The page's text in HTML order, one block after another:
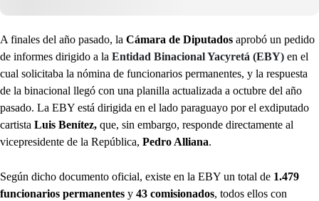
A finales del año pasado, la Cámara de Diputados aprobó un pedido
de informes dirigido a la Entidad Binacional Yacyretá (EBY) en el
cual solicitaba la nómina de funcionarios permanentes, y la respuesta
de la binacional llegó con una planilla actualizada a octubre del año
pasado. La EBY está dirigida en el lado paraguayo por el exdiputado
cartista Luis Benítez, que, sin embargo, responde directamente al
vicepresidente de la República, Pedro Alliana.
Según dicho documento oficial, existe en la EBY un total de 1.479
funcionarios permanentes y 43 comisionados, todos ellos con